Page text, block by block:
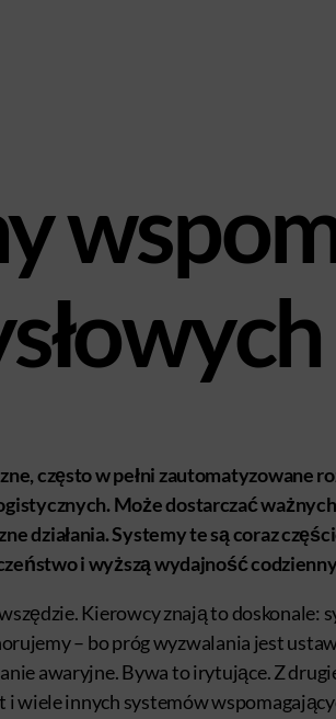
często w pełni zautomatyzowane
Może dostarczać
działania. Systemy te są coraz
i wyższą wydajność
Kierowcy znają to doskonale:
– bo próg wyzwalania jest
awaryjne. Bywa to irytujące. Z
wiele innych systemów